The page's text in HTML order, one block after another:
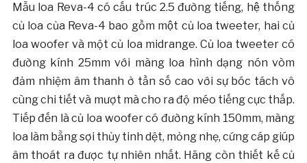
Mẫu loa Reva-4 có cấu trúc 2.5 đường tiếng, hệ thống
củ loa của Reva-4 bao gồm một củ loa tweeter, hai củ
loa woofer và một củ loa midrange. Củ loa tweeter có
đường kính 25mm với màng loa hình dạng nón vòm
đảm nhiệm âm thanh ở tần số cao với sự bóc tách vô
cùng chi tiết và mượt mà cho ra độ méo tiếng cực thấp.
Tiếp đến là củ loa woofer có đường kính 150mm, màng
loa làm bằng sợi thủy tinh dệt, mỏng nhẹ, cứng cáp giúp
âm thoát ra được tự nhiên nhất. Hãng còn thiết kế củ